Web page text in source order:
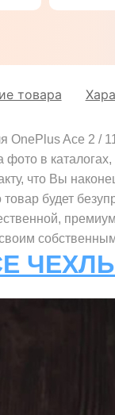
PAW"
товара
OnePlus Ace 2 /
в
что Вы
товар будет
ЧЕХЛЫ